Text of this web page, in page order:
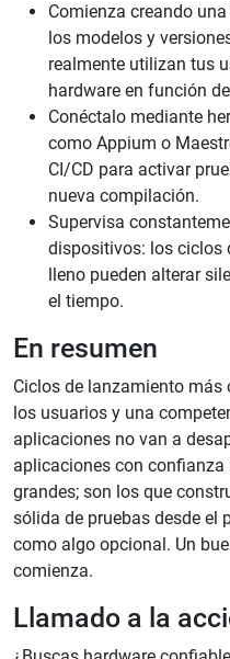
Comienza creando
los modelos y
realmente utilizan tus
hardware en función
Conéctalo mediante
como Appium o
CI/CD para activar
nueva compilación.
Supervisa
dispositivos: los ciclos
lleno pueden alterar
el tiempo.
En resumen
Ciclos de lanzamiento más
los usuarios y una
aplicaciones no van a
aplicaciones con
grandes; son los que
sólida de pruebas desde el
como algo opcional. Un
comienza.
Llamado a la